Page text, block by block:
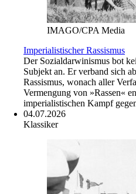
IMAGO/CPA Media
Imperialistischer Rassismus
Der Sozialdarwinismus bot
Subjekt an. Er verband sich
Rassismus, wonach aller
Vermengung von »Rassen«
imperialistischen Kampf
04.07.2026
Klassiker